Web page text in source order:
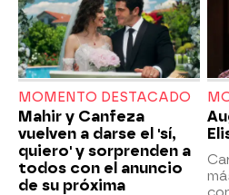
MOMENTO DESTACADO
Mahir y Canfeza
vuelven a darse el 'sí,
quiero' y sorprenden a
todos con el anuncio
de su próxima